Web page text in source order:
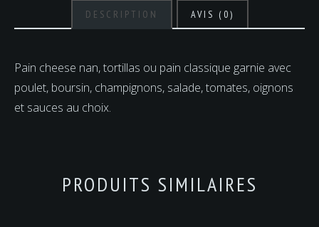
DESCRIPTION AVIS (0)
Pain cheese nan, tortillas ou pain classique garnie avec
poulet, boursin, champignons, salade, tomates, oignons
et sauces au choix.
PRODUITS SIMILAIRES